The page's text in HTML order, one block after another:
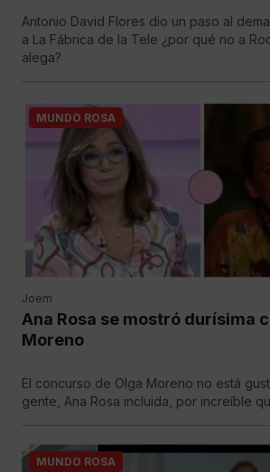
Antonio David Flores dio un paso al
a La Fábrica de la Tele ¿por qué no a
alega?
MUNDO ROSA
Joem
Ana Rosa se mostró durísima
Moreno
El concurso de Olga Moreno no está
gente, Ana Rosa incluida, por increíble
MUNDO ROSA